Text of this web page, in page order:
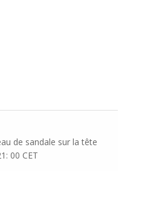
de sandale sur la tête
00 CET